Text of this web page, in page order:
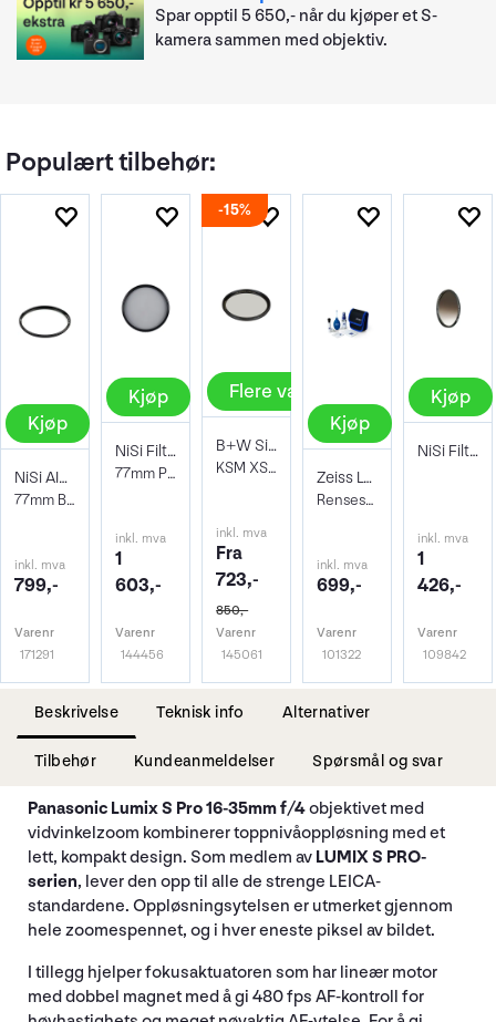
Spar opptil 5 650,- når du kjøper et S-
kamera sammen med objektiv.
Populært tilbehør:
Kjøp
NiSi AIR Protector Filter 77mm
77mm Beskyttelsesfilter
inkl. mva
799,-
Varenr
171291
Kjøp
NiSi Filter Circ Polarizer True Color 77
77mm Pro Nano Pola Filter
inkl. mva
1
603,-
Varenr
144456
15%
Flere valg
B+W Sirkular Pola MRC nano HTC
KSM XS-PRO DIGITAL
inkl. mva
Fra
723,-
850,-
Varenr
145061
Kjøp
Zeiss Lens Cleaning Kit
Rensesett for objektiv og kamera
inkl. mva
699,-
Varenr
101322
Kjøp
NiSi Filter Gnd 16 (1.2) Pro Nano 77Mm
inkl. mva
1
426,-
Varenr
109842
Beskrivelse Teknisk info Alternativer
Tilbehør Kundeanmeldelser Spørsmål og svar
Panasonic Lumix S Pro 16-35mm f/4objektivet med
vidvinkelzoom kombinerer toppnivåoppløsning med et
lett, kompakt design. Som medlem av LUMIX S PRO-
serien, lever den opp til alle de strenge LEICA-
standardene. Oppløsningsytelsen er utmerket gjennom
hele zoomespennet, og i hver eneste piksel av bildet.
I tillegg hjelper fokusaktuatoren som har lineær motor
med dobbel magnet med å gi 480 fps AF-kontroll for